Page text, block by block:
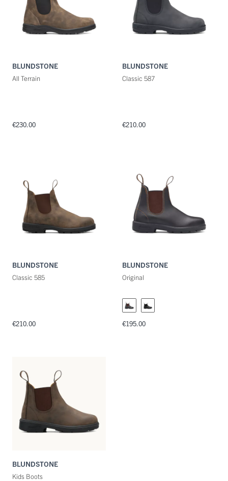
BLUNDSTONE
All Terrain
€230.00
BLUNDSTONE
Classic 587
€210.00
BLUNDSTONE
Classic 585
€210.00
BLUNDSTONE
Original
€195.00
BLUNDSTONE
Kids Boots